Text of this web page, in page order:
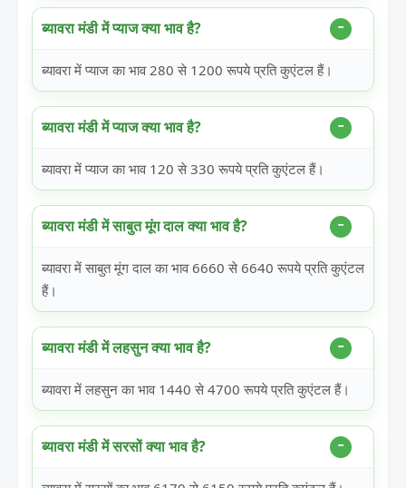
ब्यावरा मंडी में प्याज क्या भाव है?
ब्यावरा में प्याज का भाव 280 से 1200 रूपये प्रति कुएंटल हैं।
ब्यावरा मंडी में प्याज क्या भाव है?
ब्यावरा में प्याज का भाव 120 से 330 रूपये प्रति कुएंटल हैं।
ब्यावरा मंडी में साबुत मूंग दाल क्या भाव है?
ब्यावरा में साबुत मूंग दाल का भाव 6660 से 6640 रूपये प्रति कुएंटल
हैं।
ब्यावरा मंडी में लहसुन क्या भाव है?
ब्यावरा में लहसुन का भाव 1440 से 4700 रूपये प्रति कुएंटल हैं।
ब्यावरा मंडी में सरसों क्या भाव है?